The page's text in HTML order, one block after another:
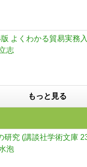
よくわかる貿易実務
志
もっと見る
研究 (講談社学術文庫
泡